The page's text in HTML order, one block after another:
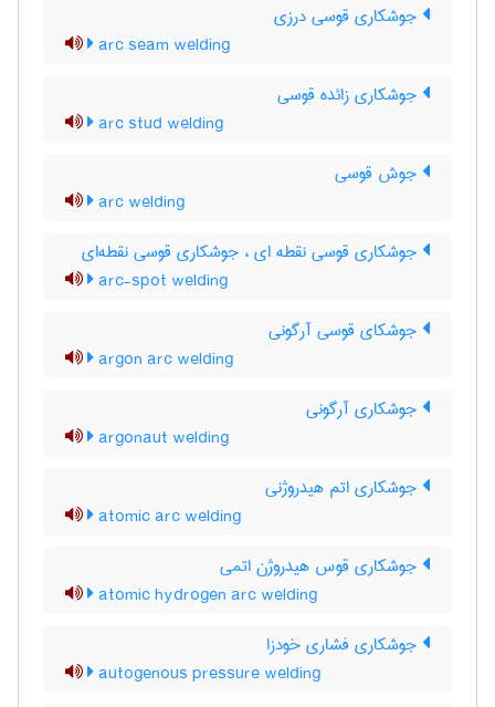
جوشکاری قوسی درزی
arc seam welding
جوشکاری زائده قوسی
arc stud welding
جوش قوسی
arc welding
جوشکاری قوسی نقطه ای ، جوشکاری قوسی نقطه‌ای
arc-spot welding
جوشکای قوسی آرگونی
argon arc welding
جوشکاری آرگونی
argonaut welding
جوشکاری اتم هیدروژنی
atomic arc welding
جوشکاری قوس هیدروژن اتمی
atomic hydrogen arc welding
جوشکاری فشاری خودزا
autogenous pressure welding